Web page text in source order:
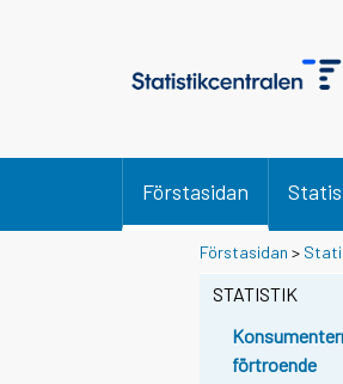
Förstasidan
Förstasidan >
STATISTIK
förtroende